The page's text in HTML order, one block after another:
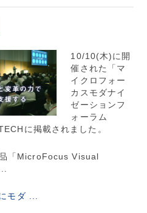
10/10(木)に開
催された「マ
イクロフォー
カスモダナイ
ゼーションフ
ォーラム
に掲載されました。
「MicroFocus Visual
モダ ...